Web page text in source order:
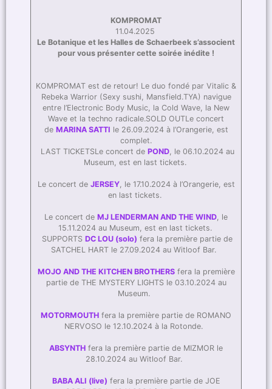
KOMPROMAT
11.04.2025
Le Botanique et les Halles de Schaerbeek s’associent
pour vous présenter cette soirée inédite !
KOMPROMAT est de retour! Le duo fondé par Vitalic &
Rebeka Warrior (Sexy sushi, Mansfield.TYA) navigue
entre l’Electronic Body Music, la Cold Wave, la New
Wave et la techno radicale.SOLD OUTLe concert
de MARINA SATTI le 26.09.2024 à l’Orangerie, est
complet.
LAST TICKETSLe concert de POND, le 06.10.2024 au
Museum, est en last tickets.
Le concert de JERSEY, le 17.10.2024 à l’Orangerie, est
en last tickets.
Le concert de MJ LENDERMAN AND THE WIND, le
15.11.2024 au Museum, est en last tickets.
SUPPORTS DC LOU (solo) fera la première partie de
SATCHEL HART le 27.09.2024 au Witloof Bar.
MOJO AND THE KITCHEN BROTHERSfera la première
partie de THE MYSTERY LIGHTS le 03.10.2024 au
Museum.
MOTORMOUTH fera la première partie de ROMANO
NERVOSO le 12.10.2024 à la Rotonde.
ABSYNTH fera la première partie de MIZMOR le
28.10.2024 au Witloof Bar.
BABA ALI (live) fera la première partie de JOE